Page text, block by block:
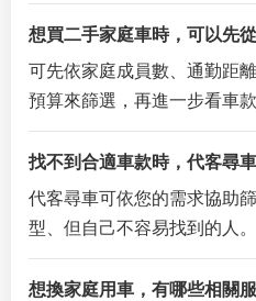
想買二手家庭車時，可以先
可先依家庭成員數、通勤距
預算來篩選，再進一步看車款
找不到合適車款時，代客尋
代客尋車可依您的需求協助
型、但自己不容易找到的人。
想換家庭用車，有哪些相關